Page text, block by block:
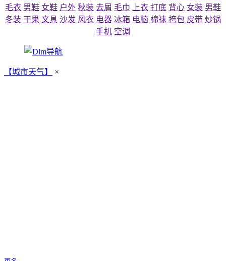
毛衣 男鞋 女鞋 户外 秋装 去屑 毛巾 上衣 打底 背心 女装 男鞋
冬装 干果 文具 沙发 风衣 电器 冰箱 电脑 棉袜 挎包 皮带 炒锅
手机 空调
【城市天气】 ×